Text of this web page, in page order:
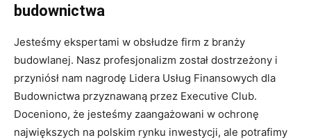
budownictwa
Jesteśmy ekspertami w obsłudze firm z branży
budowlanej. Nasz profesjonalizm został dostrzeżony i
przyniósł nam nagrodę Lidera Usług Finansowych dla
Budownictwa przyznawaną przez Executive Club.
Doceniono, że jesteśmy zaangażowani w ochronę
największych na polskim rynku inwestycji, ale potrafimy